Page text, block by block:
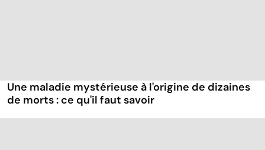
Une maladie mystérieuse à l'origine de dizaines
de morts : ce qu'il faut savoir